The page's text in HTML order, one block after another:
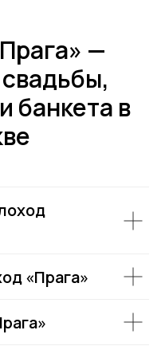
—
банкета в
«Прага»
992 99-89
компании